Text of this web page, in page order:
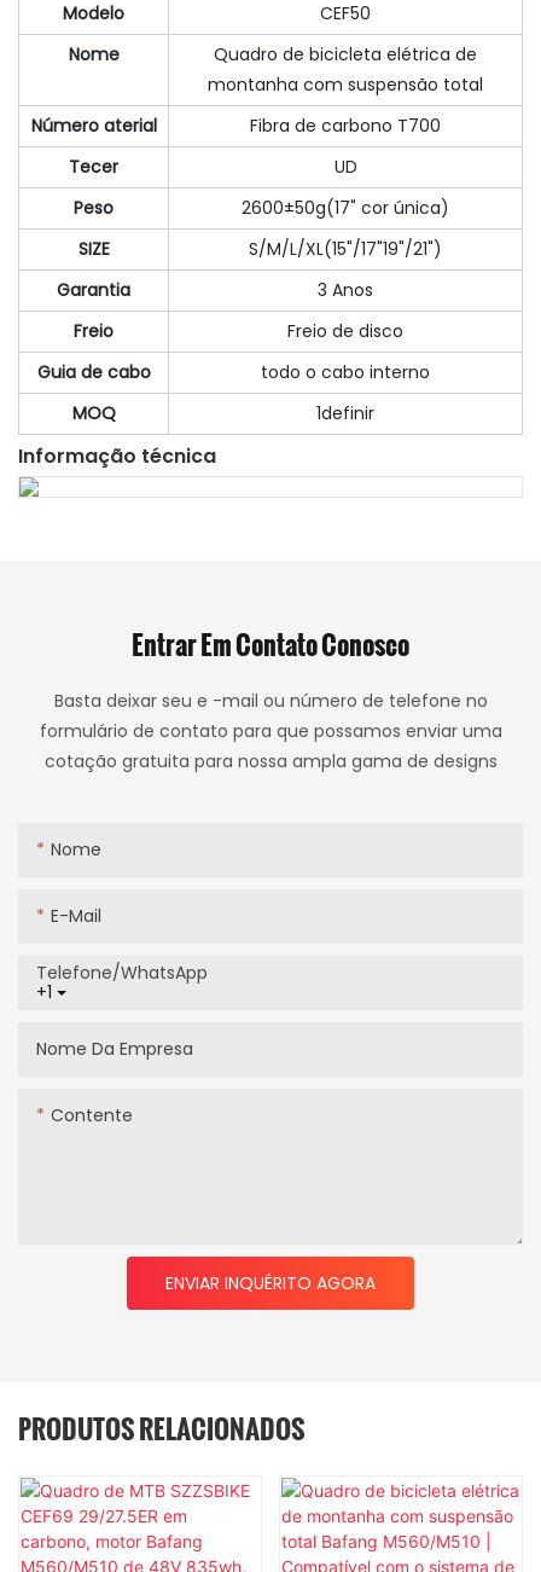
Modelo
CEF50
Nome
Quadro de bicicleta elétrica de
montanha com suspensão total
Número aterial
Fibra de carbono T700
Tecer
UD
Peso
2600±50g(17" cor única)
SIZE
S/M/L/XL(15"/17"19"/21")
Garantia
3 Anos
Freio
Freio de disco
Guia de cabo
todo o cabo interno
MOQ
1definir
Informação técnica
Entrar Em Contato Conosco
Basta deixar seu e -mail ou número de telefone no
formulário de contato para que possamos enviar uma
cotação gratuita para nossa ampla gama de designs
Nome
E-Mail
+1
Telefone/WhatsApp
Nome Da Empresa
Contente
ENVIAR INQUÉRITO AGORA
PRODUTOS RELACIONADOS